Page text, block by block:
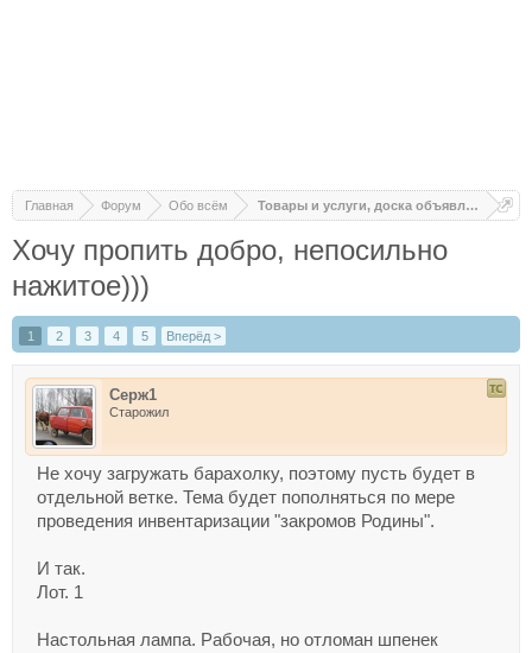
Главная Форум Обо всём Товары и услуги, доска объявлений
Хочу пропить добро, непосильно
нажитое)))
1 2 3 4 5 Вперёд >
Серж1
Старожил
Не хочу загружать барахолку, поэтому пусть будет в
отдельной ветке. Тема будет пополняться по мере
проведения инвентаризации "закромов Родины".
И так.
Лот. 1
Настольная лампа. Рабочая, но отломан шпенек